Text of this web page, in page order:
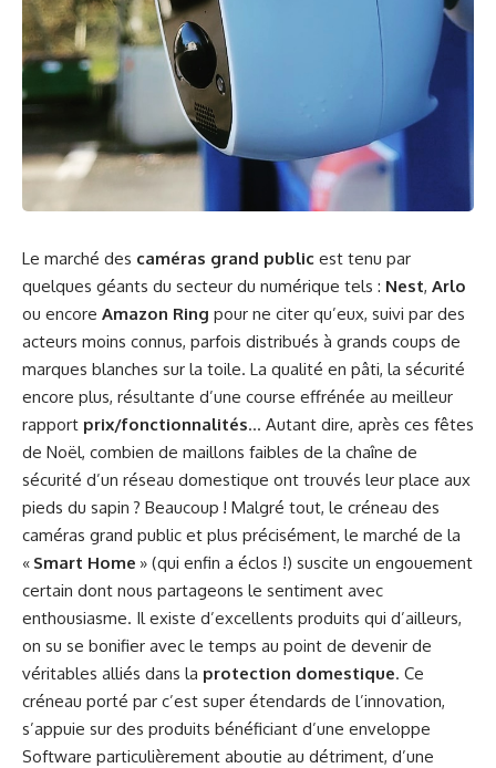
Le marché des caméras grand public est tenu par
quelques géants du secteur du numérique tels : Nest, Arlo
ou encore Amazon Ring pour ne citer qu’eux, suivi par des
acteurs moins connus, parfois distribués à grands coups de
marques blanches sur la toile. La qualité en pâti, la sécurité
encore plus, résultante d’une course effrénée au meilleur
rapport prix/fonctionnalités… Autant dire, après ces fêtes
de Noël, combien de maillons faibles de la chaîne de
sécurité d’un réseau domestique ont trouvés leur place aux
pieds du sapin ? Beaucoup ! Malgré tout, le créneau des
caméras grand public et plus précisément, le marché de la
« Smart Home » (qui enfin a éclos !) suscite un engouement
certain dont nous partageons le sentiment avec
enthousiasme. Il existe d’excellents produits qui d’ailleurs,
on su se bonifier avec le temps au point de devenir de
véritables alliés dans la protection domestique. Ce
créneau porté par c’est super étendards de l’innovation,
s’appuie sur des produits bénéficiant d’une enveloppe
Software particulièrement aboutie au détriment, d’une